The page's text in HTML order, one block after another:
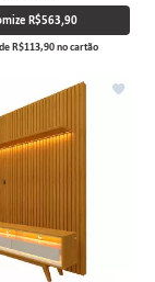
R$563,90
R$113,90no cartão